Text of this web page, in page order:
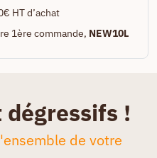
HT d’achat
1ère commande, NEW10L
!
de votre